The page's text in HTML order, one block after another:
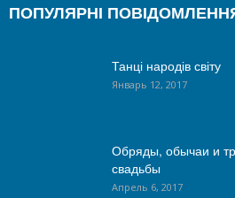
ПОПУЛЯРНІ
Танці народів світу
Январь 12, 2017
Обряды, обычаи и
свадьбы
Апрель 6, 2017